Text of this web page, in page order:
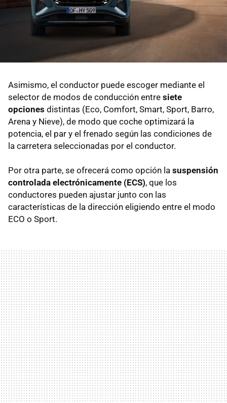
Asimismo, el conductor puede escoger mediante el
selector de modos de conducción entre siete
opciones distintas (Eco, Comfort, Smart, Sport, Barro,
Arena y Nieve), de modo que coche optimizará la
potencia, el par y el frenado según las condiciones de
la carretera seleccionadas por el conductor.
Por otra parte, se ofrecerá como opción la suspensión
controlada electrónicamente (ECS), que los
conductores pueden ajustar junto con las
características de la dirección eligiendo entre el modo
ECO o Sport.